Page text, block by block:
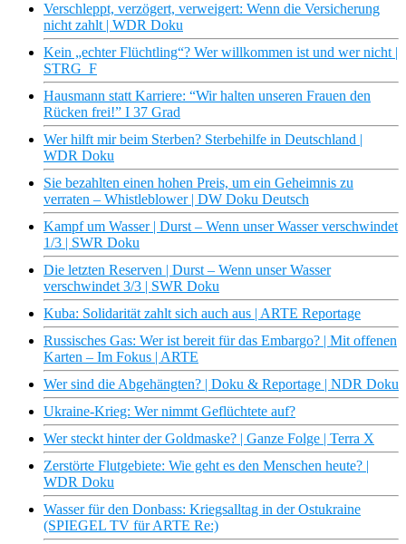
Verschleppt, verzögert, verweigert: Wenn die Versicherung
nicht zahlt | WDR Doku
Kein „echter Flüchtling“? Wer willkommen ist und wer nicht |
STRG_F
Hausmann statt Karriere: “Wir halten unseren Frauen den
Rücken frei!” I 37 Grad
Wer hilft mir beim Sterben? Sterbehilfe in Deutschland |
WDR Doku
Sie bezahlten einen hohen Preis, um ein Geheimnis zu
verraten – Whistleblower | DW Doku Deutsch
Kampf um Wasser | Durst – Wenn unser Wasser verschwindet
1/3 | SWR Doku
Die letzten Reserven | Durst – Wenn unser Wasser
verschwindet 3/3 | SWR Doku
Kuba: Solidarität zahlt sich auch aus | ARTE Reportage
Russisches Gas: Wer ist bereit für das Embargo? | Mit offenen
Karten – Im Fokus | ARTE
Wer sind die Abgehängten? | Doku & Reportage | NDR Doku
Ukraine-Krieg: Wer nimmt Geflüchtete auf?
Wer steckt hinter der Goldmaske? | Ganze Folge | Terra X
Zerstörte Flutgebiete: Wie geht es den Menschen heute? |
WDR Doku
Wasser für den Donbass: Kriegsalltag in der Ostukraine
(SPIEGEL TV für ARTE Re:)